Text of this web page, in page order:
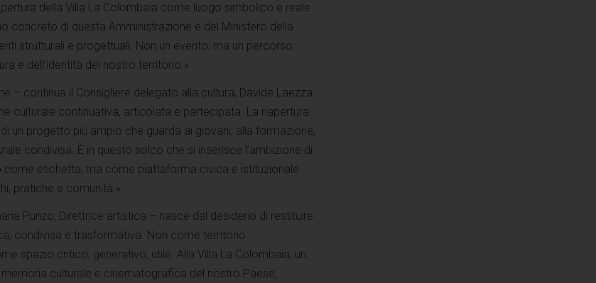
della Villa La Colombaia come luogo simbolico e reale
concreto di questa Amministrazione e del Ministero della
strutturali e progettuali. Non un evento, ma un percorso:
e dell’identità del nostro territorio.»
– continua il Consigliere delegato alla cultura, Davide Laezza
culturale continuativa, articolata e partecipata. La riapertura
un progetto più ampio che guarda ai giovani, alla formazione,
condivisa. È in questo solco che si inserisce l’ambizione di
come etichetta, ma come piattaforma civica e istituzionale
pratiche e comunità.»
Punzo, Direttrice artistica – nasce dal desiderio di restituire
condivisa e trasformativa. Non come territorio
spazio critico, generativo, utile. Alla Villa La Colombaia, un
culturale e cinematografica del nostro Paese,